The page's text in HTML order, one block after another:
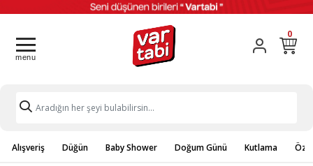
0
Alışveriş Düğün Baby Shower Doğum Günü Kutlama